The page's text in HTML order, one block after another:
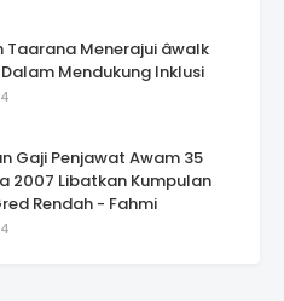
Menerajui âwalk
Dalam Mendukung Inklusi
Gaji Penjawat Awam 35
2007 Libatkan Kumpulan
Rendah - Fahmi